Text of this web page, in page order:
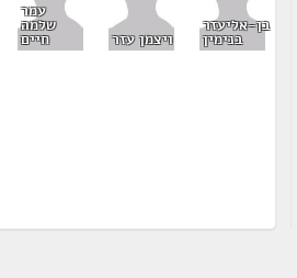
בן-אליעזר
בנימין ויצמן עזר
עמר
שלמה
חיים